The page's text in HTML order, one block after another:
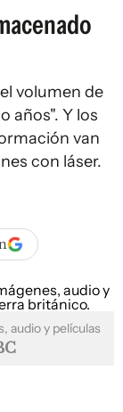
volumen de
años". Y los
van
con láser.
audio y películas